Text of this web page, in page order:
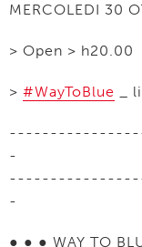
MERCOLEDI 30
> Open > h20.00
> #WayToBlue _
-
-
● ● ● WAY TO